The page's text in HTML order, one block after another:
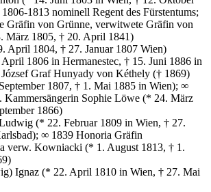
1813 nominell Regent des Fürstentums;
Gräfin von Grünne, verwitwete Gräfin von
März 1805, † 20. April 1841)
April 1804, † 27. Januar 1807 Wien)
1806 in Hermanestec, † 15. Juni 1886 in
Graf Hunyady von Kéthely († 1869)
1807, † 1. Mai 1885 in Wien); ∞
Kammersängerin Sophie Löwe (* 24. März
1866)
(* 22. Februar 1809 in Wien, † 27.
∞ 1839 Honoria Gräfin
verw. Kowniacki (* 1. August 1813, † 1.
Ignaz (* 22. April 1810 in Wien, † 27. Mai